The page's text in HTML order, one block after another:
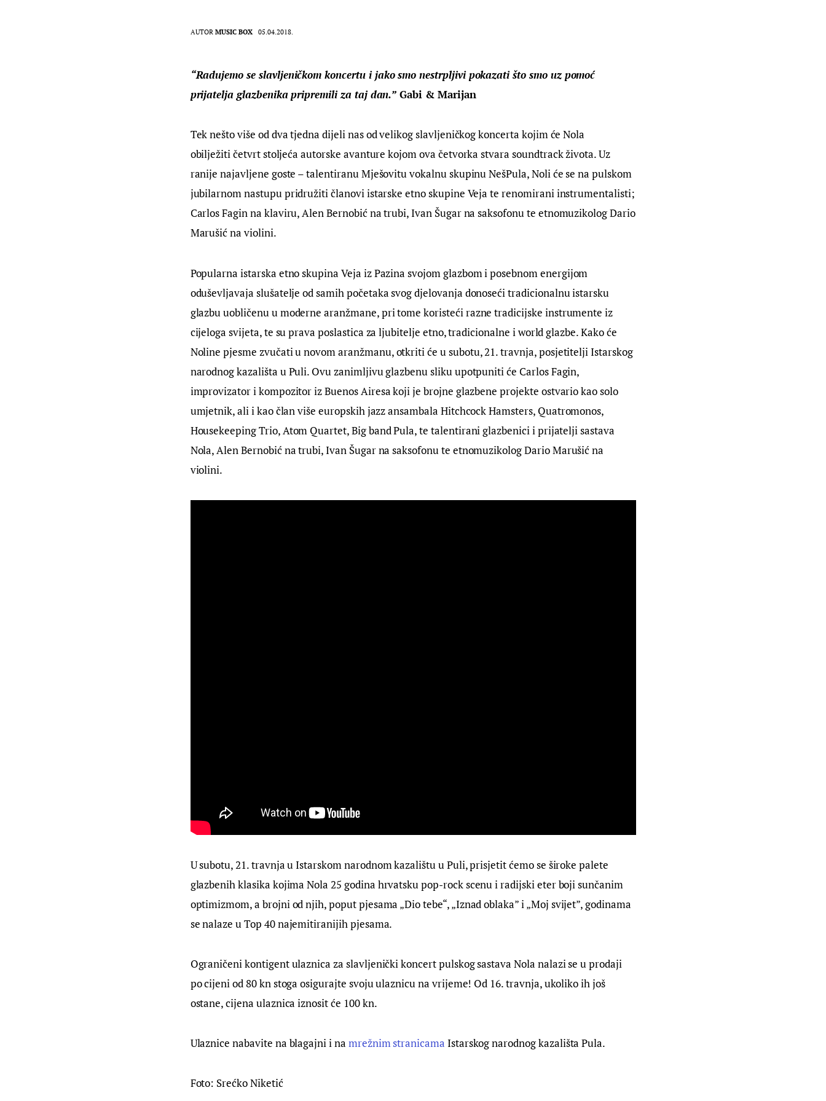
AUTOR MUSIC BOX 05.04.2018.
“Radujemo se slavljeničkom koncertu i jako smo nestrpljivi pokazati što smo uz pomoć
prijatelja glazbenika pripremili za taj dan.” Gabi & Marijan
Tek nešto više od dva tjedna dijeli nas od velikog slavljeničkog koncerta kojim će Nola
obilježiti četvrt stoljeća autorske avanture kojom ova četvorka stvara soundtrack života. Uz
ranije najavljene goste – talentiranu Mješovitu vokalnu skupinu NešPula, Noli će se na pulskom
jubilarnom nastupu pridružiti članovi istarske etno skupine Veja te renomirani instrumentalisti;
Carlos Fagin na klaviru, Alen Bernobić na trubi, Ivan Šugar na saksofonu te etnomuzikolog Dario
Marušić na violini.
Popularna istarska etno skupina Veja iz Pazina svojom glazbom i posebnom energijom
oduševljavaja slušatelje od samih početaka svog djelovanja donoseći tradicionalnu istarsku
glazbu uobličenu u moderne aranžmane, pri tome koristeći razne tradicijske instrumente iz
cijeloga svijeta, te su prava poslastica za ljubitelje etno, tradicionalne i world glazbe. Kako će
Noline pjesme zvučati u novom aranžmanu, otkriti će u subotu, 21. travnja, posjetitelji Istarskog
narodnog kazališta u Puli. Ovu zanimljivu glazbenu sliku upotpuniti će Carlos Fagin,
improvizator i kompozitor iz Buenos Airesa koji je brojne glazbene projekte ostvario kao solo
umjetnik, ali i kao član više europskih jazz ansambala Hitchcock Hamsters, Quatromonos,
Housekeeping Trio, Atom Quartet, Big band Pula, te talentirani glazbenici i prijatelji sastava
Nola, Alen Bernobić na trubi, Ivan Šugar na saksofonu te etnomuzikolog Dario Marušić na
violini.
U subotu, 21. travnja u Istarskom narodnom kazalištu u Puli, prisjetit ćemo se široke palete
glazbenih klasika kojima Nola 25 godina hrvatsku pop-rock scenu i radijski eter boji sunčanim
optimizmom, a brojni od njih, poput pjesama „Dio tebe“, „Iznad oblaka” i „Moj svijet”, godinama
se nalaze u Top 40 najemitiranijih pjesama.
Ograničeni kontigent ulaznica za slavljenički koncert pulskog sastava Nola nalazi se u prodaji
po cijeni od 80 kn stoga osigurajte svoju ulaznicu na vrijeme! Od 16. travnja, ukoliko ih još
ostane, cijena ulaznica iznosit će 100 kn.
Ulaznice nabavite na blagajni i na mrežnim stranicama Istarskog narodnog kazališta Pula.
Foto: Srećko Niketić